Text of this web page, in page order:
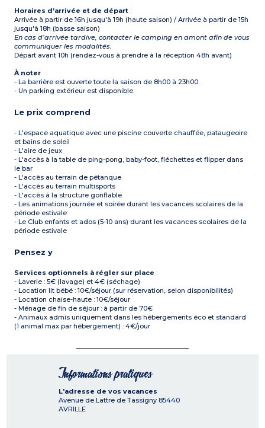
Horaires d’arrivée et de départ :
Arrivée à partir de 16h jusqu'à 19h (haute saison) / Arrivée à partir de 15h
jusqu'à 18h (basse saison)
En cas d’arrivée tardive, contacter le camping en amont afin de vous
communiquer les modalités.
Départ avant 10h (rendez-vous à prendre à la réception 48h avant)
À noter
- La barrière est ouverte toute la saison de 8h00 à 23h00.
- Un parking extérieur est disponible.
Le prix comprend
- L'espace aquatique avec une piscine couverte chauffée, pataugeoire
et bains de soleil
- L'aire de jeux
- L'accès à la table de ping-pong, baby-foot, fléchettes et flipper dans
le bar
- L'accès au terrain de pétanque
- L'accès au terrain multisports
- L'accès à la structure gonflable
- Les animations journée et soirée durant les vacances scolaires de la
période estivale
- Le Club enfants et ados (5-10 ans) durant les vacances scolaires de la
période estivale
Pensez y
Services optionnels à régler sur place :
- Laverie : 5€ (lavage) et 4€ (séchage)
- Location lit bébé : 10€/séjour (sur réservation, selon disponibilités)
- Location chaise-haute : 10€/séjour
- Ménage de fin de séjour : à partir de 70€
- Animaux admis uniquement dans les hébergements éco et standard
(1 animal max par hébergement) : 4€/jour
Informations pratiques
L'adresse de vos vacances
Avenue de Lattre de Tassigny 85440
AVRILLE